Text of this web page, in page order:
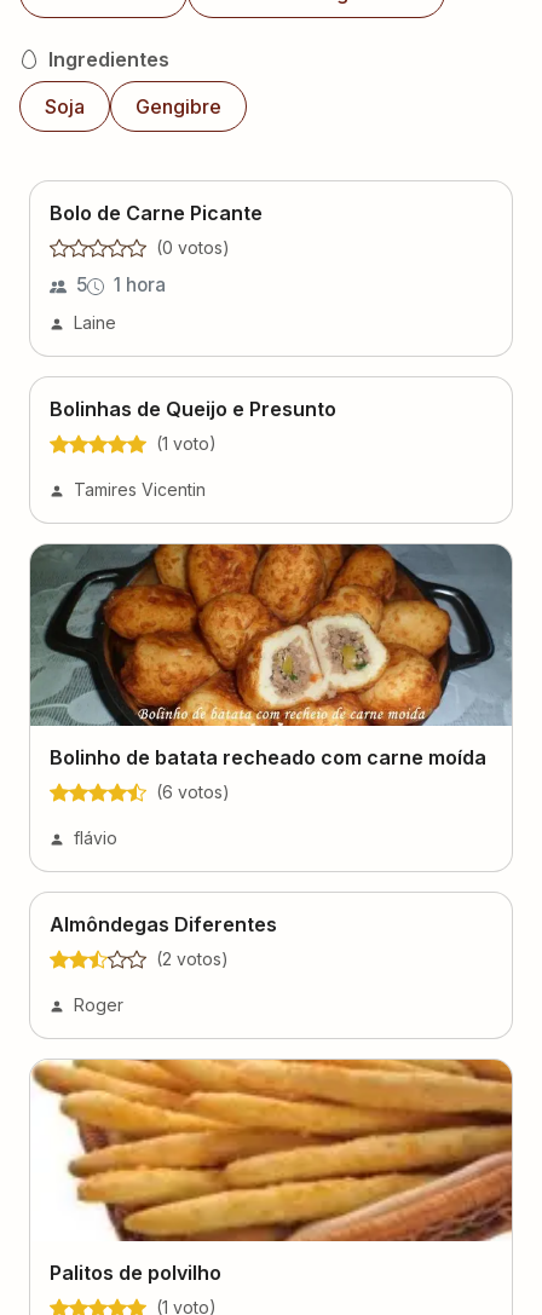
Ingredientes
Soja
Gengibre
Bolo de Carne Picante
(0 votos)
5 1 hora
Laine
Bolinhas de Queijo e Presunto
(1 voto)
Tamires Vicentin
Bolinho de batata recheado com carne moída
(6 votos)
flávio
Almôndegas Diferentes
(2 votos)
Roger
Palitos de polvilho
(1 voto)